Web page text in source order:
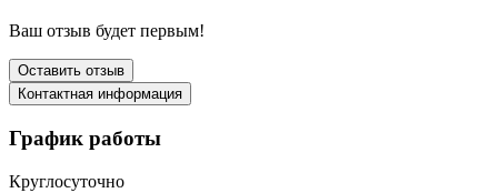
Ваш отзыв будет первым!
Оставить отзыв
Контактная информация
График работы
Круглосуточно